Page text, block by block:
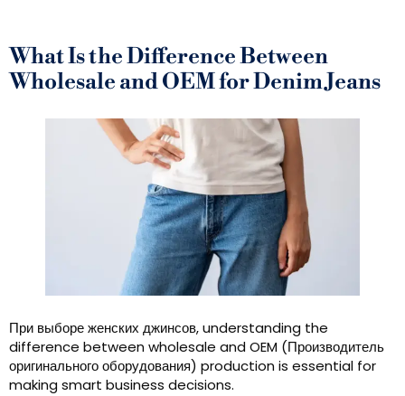
What Is the Difference Between
Wholesale and OEM for Denim Jeans
При выборе женских джинсов,understanding the
difference between wholesale and OEM (Производитель
оригинального оборудования) production is essential for
making smart business decisions.